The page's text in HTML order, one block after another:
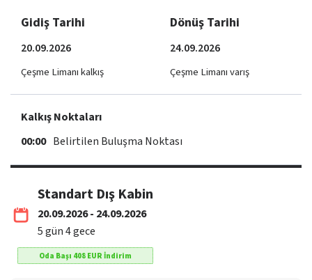
Gidiş Tarihi
20.09.2026
Çeşme Limanı kalkış
Dönüş Tarihi
24.09.2026
Çeşme Limanı varış
Kalkış Noktaları
00:00 Belirtilen Buluşma Noktası
Standart Dış Kabin
20.09.2026 - 24.09.2026
5gün4gece
Oda Başı 408 EUR İndirim